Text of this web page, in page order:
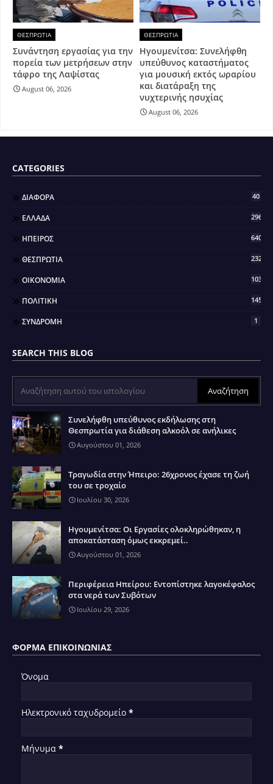
ΘΕΣΠΡΩΤΙΑ
Συνάντηση εργασίας για την
πορεία των μετρήσεων στην
τάφρο της Λαψίστας
August 06, 2026
ΘΕΣΠΡΩΤΙΑ
Ηγουμενίτσα: Συνελήφθη
υπεύθυνος καταστήματος
για μουσική εκτός ωραρίου
και διατάραξη της
νυχτερινής ησυχίας
August 06, 2026
CATEGORIES
ΔΙΑΦΟΡΑ 40
ΕΛΛΑΔΑ 296
ΗΠΕΙΡΟΣ 640
ΘΕΣΠΡΩΤΙΑ 2321
ΟΙΚΟΝΟΜΙΑ 103
ΠΟΛΙΤΙΚΗ 145
ΣΥΝΔΡΟΜΗ 1
SEARCH THIS BLOG
Συνελήφθη υπεύθυνος εκδήλωσης στη
Θεσπρωτία για διάθεση αλκοόλ σε ανήλικες
Αυγούστου 01, 2026
Τραγωδία στην Ήπειρο: 26χρονος έχασε τη ζωή
του σε τροχαίο
Ιουλίου 30, 2026
Ηγουμενίτσα: Οι Εργασίες ολοκληρώθηκαν, η
αποκατάσταση όμως εκκρεμεί..
Αυγούστου 01, 2026
Περιφέρεια Ηπείρου: Εντοπίστηκε λαγοκέφαλος
στα νερά των Συβότων
Ιουλίου 29, 2026
ΦΌΡΜΑ ΕΠΙΚΟΙΝΩΝΊΑΣ
Όνομα
Ηλεκτρονικό ταχυδρομείο *
Μήνυμα *